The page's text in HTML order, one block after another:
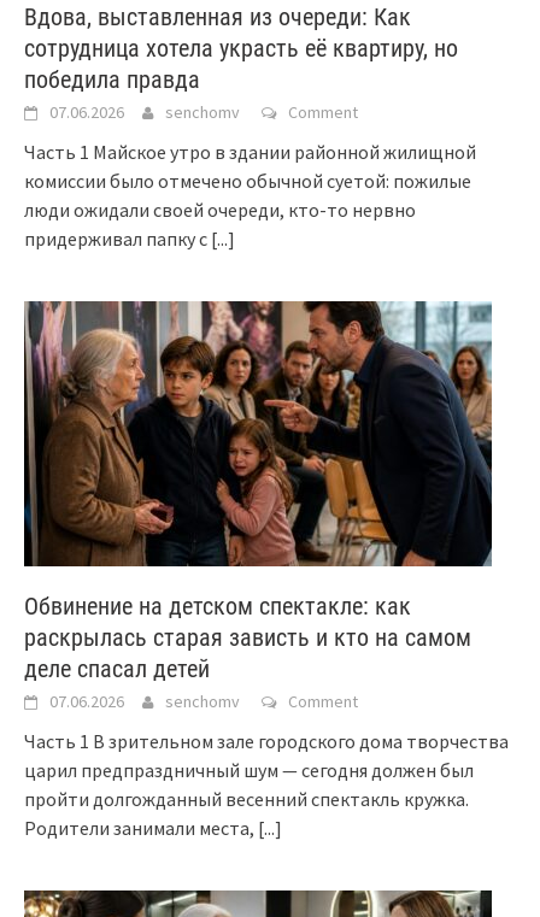
Вдова, выставленная из очереди: Как
сотрудница хотела украсть её квартиру, но
победила правда
07.06.2026 senchomv Comment
Часть 1 Майское утро в здании районной жилищной
комиссии было отмечено обычной суетой: пожилые
люди ожидали своей очереди, кто-то нервно
придерживал папку с [...]
Обвинение на детском спектакле: как
раскрылась старая зависть и кто на самом
деле спасал детей
07.06.2026 senchomv Comment
Часть 1 В зрительном зале городского дома творчества
царил предпраздничный шум — сегодня должен был
пройти долгожданный весенний спектакль кружка.
Родители занимали места, [...]